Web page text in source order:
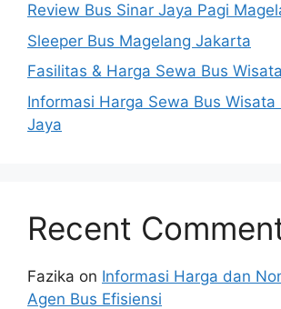
Review Bus Sinar Jaya Pagi
Sleeper Bus Magelang Jakarta
Fasilitas & Harga Sewa Bus
Informasi Harga Sewa Bus Wisata
Jaya
Recent
Fazika on Informasi Harga dan
Agen Bus Efisiensi